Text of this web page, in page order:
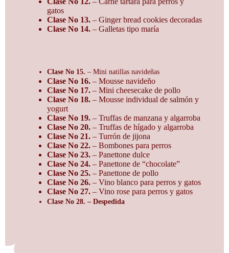
gatos
Clase No 13. – Ginger bread cookies decoradas
Clase No 14. – Galletas tipo maría
Clase No 15. – Mini natillas navideñas
Clase No 16. – Mousse navideño
Clase No 17. – Mini cheesecake de pollo
Clase No 18. – Mousse individual de salmón y
yogurt
Clase No 19. – Truffas de manzana y algarroba
Clase No 20. – Truffas de hígado y algarroba
Clase No 21. – Turrón de jijona
Clase No 22. – Bombones para perros
Clase No 23. – Panettone dulce
Clase No 24. – Panettone de “chocolate”
Clase No 25. – Panettone de pollo
Clase No 26. – Vino blanco para perros y gatos
Clase No 27. – Vino rose para perros y gatos
Clase No 28. – Despedida